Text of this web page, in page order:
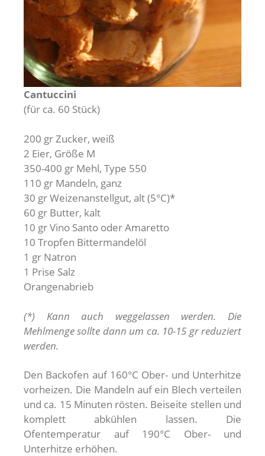
Cantuccini
(für ca. 60 Stück)
200 gr Zucker, weiß
2 Eier, Größe M
350-400 gr Mehl, Type 550
110 gr Mandeln, ganz
30 gr Weizenanstellgut, alt (5°C)*
60 gr Butter, kalt
10 gr Vino Santo oder Amaretto
10 Tropfen Bittermandelöl
1 gr Natron
1 Prise Salz
Orangenabrieb
(*) Kann auch weggelassen werden. Die
Mehlmenge sollte dann um ca. 10-15 gr reduziert
werden.
Den Backofen auf 160°C Ober- und Unterhitze
vorheizen. Die Mandeln auf ein Blech verteilen
und ca. 15 Minuten rösten. Beiseite stellen und
komplett abkühlen lassen. Die
Ofentemperatur auf 190°C Ober- und
Unterhitze erhöhen.